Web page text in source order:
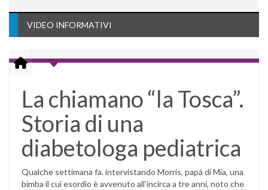
VIDEO INFORMATIVI
La chiamano “la Tosca”.
Storia di una
diabetologa pediatrica
Qualche settimana fa, intervistando Morris, papà di Mia, una
bimba il cui esordio è avvenuto all’incirca a tre anni, noto che